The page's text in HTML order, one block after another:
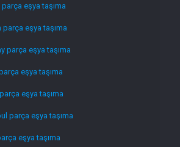
eşya taşıma
eşya taşıma
parça eşya taşıma
eşya taşıma
eşya taşıma
parça eşya taşıma
eşya taşıma